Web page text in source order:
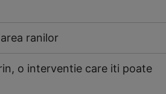
ranilor
o interventie care iti poate